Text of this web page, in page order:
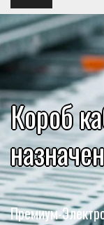
Короб
Премиум-